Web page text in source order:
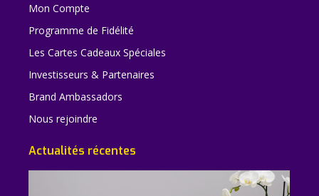
Mon Compte
Programme de Fidélité
Les Cartes Cadeaux Spéciales
Investisseurs & Partenaires
Brand Ambassadors
Nous rejoindre
Actualités récentes